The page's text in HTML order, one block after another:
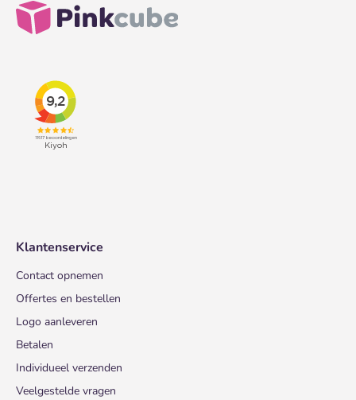
Klantenservice
Contact opnemen
Offertes en bestellen
Logo aanleveren
Betalen
Individueel verzenden
Veelgestelde vragen